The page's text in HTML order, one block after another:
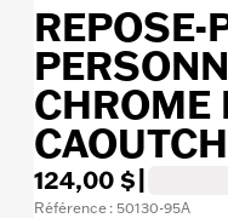
REPOSE-
CHROME
124,00 $
Référence : 50130-95A